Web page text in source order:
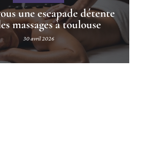
une escapade détente
massages à toulouse
30 avril 2026